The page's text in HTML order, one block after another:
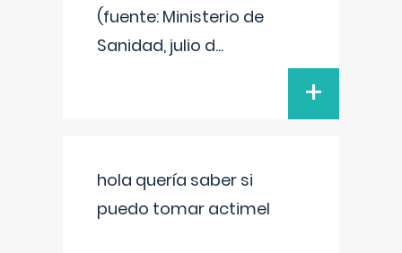
(fuente: Ministerio de
Sanidad, julio d...
+
hola quería saber si
puedo tomar actimel